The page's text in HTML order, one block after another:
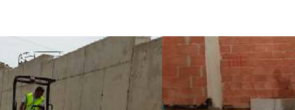
S.L.
ESTRUCTURAS Y
ALTAMIRA, S.L.